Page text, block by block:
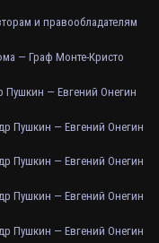
и правообладателям
— Граф Монте-Кристо
Пушкин — Евгений Онегин
Пушкин — Евгений Онегин
Пушкин — Евгений Онегин
Пушкин — Евгений Онегин
Пушкин — Евгений Онегин